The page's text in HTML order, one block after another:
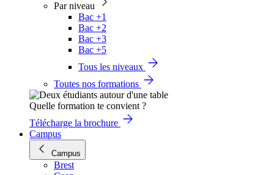
Par niveau
Bac +1
Bac +2
Bac +3
Bac +5
Tous les niveaux
Toutes nos formations
Quelle formation te convient ?
Télécharge la brochure
Campus
Campus
Brest